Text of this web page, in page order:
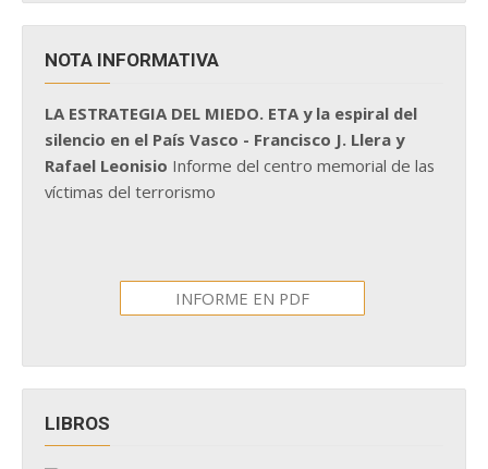
NOTA INFORMATIVA
LA ESTRATEGIA DEL MIEDO. ETA y la espiral del
silencio en el País Vasco - Francisco J. Llera y
Rafael Leonisio Informe del centro memorial de las
víctimas del terrorismo
INFORME EN PDF
LIBROS